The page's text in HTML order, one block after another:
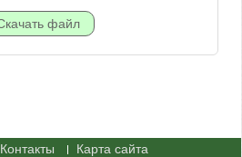
Контакты
Карта сайта